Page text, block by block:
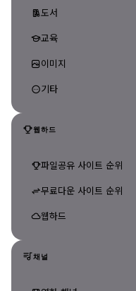
도서
교육
이미지
기타
웹하드
파일공유 사이트 순위
무료다운 사이트 순위
웹하드
채널